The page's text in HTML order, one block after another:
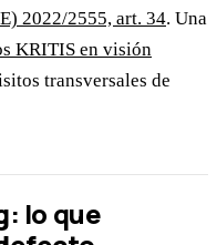
2022/2555, art. 34. Una
KRITIS en visión
transversales de
lo que